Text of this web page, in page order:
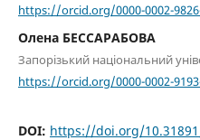
https://orcid.org/0000-0002-
Олена БЕССАРАБОВА
Запорізький національний
https://orcid.org/0000-0002-
DOI: https://doi.org/